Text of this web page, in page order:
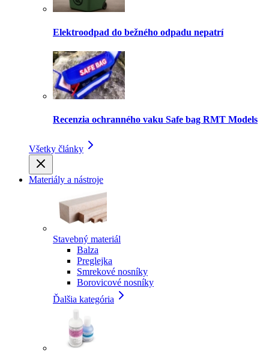
Elektroodpad do bežného odpadu nepatrí
Recenzia ochranného vaku Safe bag RMT Models
Všetky články
Materiály a nástroje
Stavebný materiál
Balza
Preglejka
Smrekové nosníky
Borovicové nosníky
Ďalšia kategória